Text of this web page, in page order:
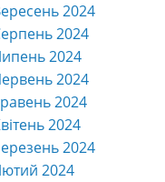
2024
2024
2024
2024
2024
2024
2024
2024